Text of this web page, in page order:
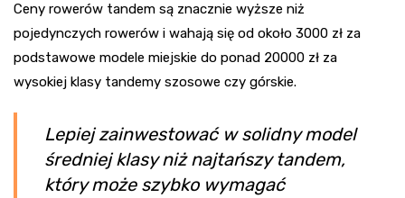
Ceny rowerów tandem są znacznie wyższe niż
pojedynczych rowerów i wahają się od około 3000 zł za
podstawowe modele miejskie do ponad 20000 zł za
wysokiej klasy tandemy szosowe czy górskie.
Lepiej zainwestować w solidny model
średniej klasy niż najtańszy tandem,
który może szybko wymagać